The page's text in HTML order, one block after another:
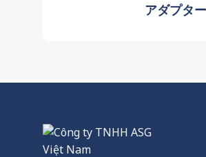
アダプター